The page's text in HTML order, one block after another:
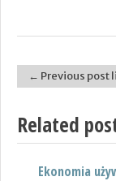
Post
← Previous post
Related
Ekonomia
Nowoczesne